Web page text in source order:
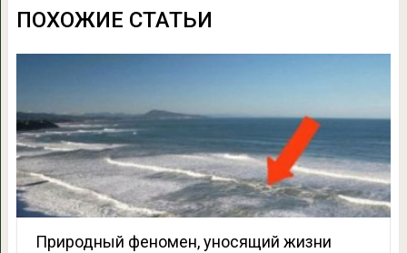
ПОХОЖИЕ СТАТЬИ
Природный феномен, уносящий жизни